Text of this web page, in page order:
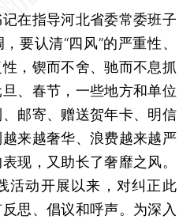
指导河北省委常委班子
要认清“四风”的严重性、
，锲而不舍、驰而不息抓
、春节，一些地方和单位
邮寄、赠送贺年卡、明信
来越奢华、浪费越来越严
现，又助长了奢靡之风。
活动开展以来，对纠正此
思、倡议和呼声。为深入